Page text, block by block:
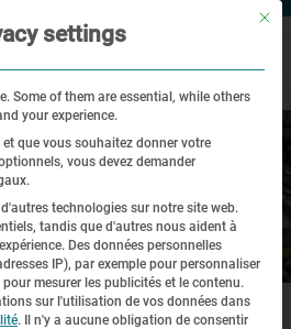
Site historique
| Visite virtuelle | La chapelle de
Mit
settings
Some of them are essential, while others
your experience.
que vous souhaitez donner votre
vous devez demander
technologies sur notre site web.
tandis que d'autres nous aident à
Des données personnelles
IP), par exemple pour personnaliser
mesurer les publicités et le contenu.
sur l'utilisation de vos données dans
.
Il n'y a aucune obligation de consentir